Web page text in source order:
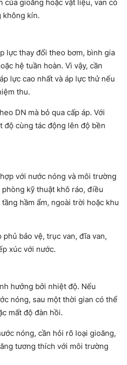
của gioăng hoặc vật liệu, van có
không kín.
lực thay đổi theo bơm, bình gia
hệ tuần hoàn. Vì vậy, cần
lực cao nhất và áp lực thử nếu
thu.
DN mà bỏ qua cấp áp. Với
độ cùng tác động lên độ bền
với nước nóng và môi trường
kỹ thuật khô ráo, điều
hầm ẩm, ngoài trời hoặc khu
bảo vệ, trục van, đĩa van,
xúc với nước.
hưởng bởi nhiệt độ. Nếu
nóng, sau một thời gian có thể
mất độ đàn hồi.
nóng, cần hỏi rõ loại gioăng,
tương thích với môi trường